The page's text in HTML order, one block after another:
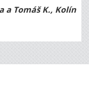
a Tomáš K., Kolín